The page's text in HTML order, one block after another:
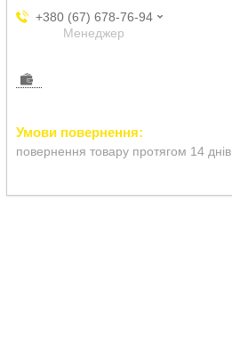
+380 (67) 678-76-94
Менеджер
повернення товару протягом 14 днів